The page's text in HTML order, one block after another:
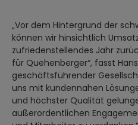
„Vor dem Hintergrund der
können wir hinsichtlich
zufriedenstellendes Jahr
für Quehenberger“, fasst
geschäftsführender
uns mit kundennahen
und höchster Qualität
außerordentlichen